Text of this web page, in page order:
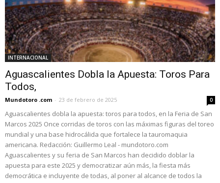
INTERNACIONAL
Aguascalientes Dobla la Apuesta: Toros Para
Todos,
Mundotoro .com - 23 de febrero de 2025 0
Aguascalientes dobla la apuesta: toros para todos, en la Feria de San
Marcos 2025 Once corridas de toros con las máximas figuras del toreo
mundial y una base hidrocálida que fortalece la tauromaquia
americana. Redacción: Guillermo Leal - mundotoro.com
Aguascalientes y su feria de San Marcos han decidido doblar la
apuesta para este 2025 y democratizar aún más, la fiesta más
democrática e incluyente de todas, al poner al alcance de todos la